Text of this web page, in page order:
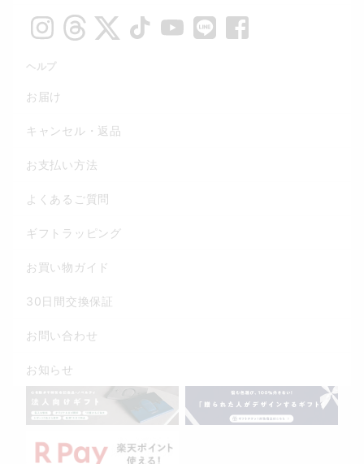
ヘルプ
お届け
キャンセル・返品
お支払い方法
よくあるご質問
ギフトラッピング
お買い物ガイド
30日間交換保証
お問い合わせ
お知らせ